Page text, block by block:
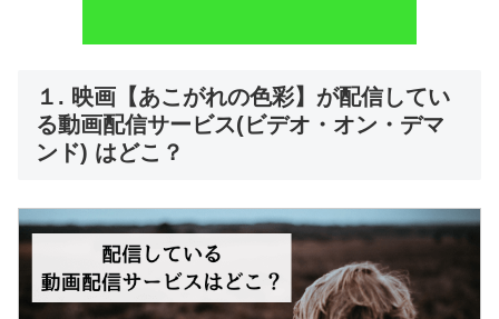
１. 映画【あこがれの色彩】が配信してい
る動画配信サービス(ビデオ・オン・デマ
ンド) はどこ？